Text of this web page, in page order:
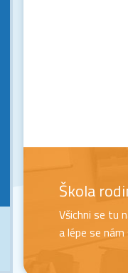
Škola
Všichni se tu
a lépe se